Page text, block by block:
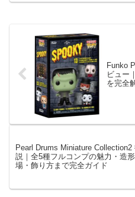
Funko
ビュー
を完全
Pearl Drums Miniature Collection2
説｜全5種フルコンプの魅力・造
場・飾り方まで完全ガイド